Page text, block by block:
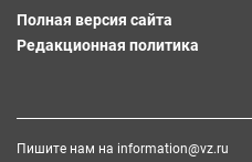
Полная версия сайта
Редакционная политика
Пишите нам на information@vz.ru